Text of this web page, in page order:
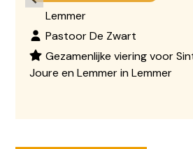
Lemmer
Pastoor De Zwart
Gezamenlijke viering voor
Joure en Lemmer in Lemmer